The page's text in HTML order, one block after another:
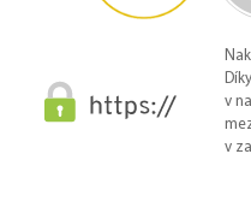
v
v